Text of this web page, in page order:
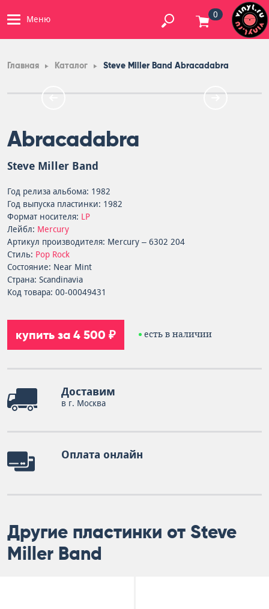
Меню 0
Главная Каталог Steve Miller Band Abracadabra
Abracadabra
Steve Miller Band
Год релиза альбома: 1982
Год выпуска пластинки: 1982
Формат носителя: LP
Лейбл: Mercury
Артикул производителя: Mercury – 6302 204
Стиль: Pop Rock
Состояние: Near Mint
Страна: Scandinavia
Код товара: 00-00049431
купить за 4 500 ₽ есть в наличии
Доставим
в г. Москва
Оплата онлайн
Другие пластинки от Steve
Miller Band